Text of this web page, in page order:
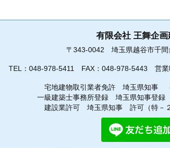
有限会社 王舞企画
〒343-0042 埼玉県越谷市千
TEL： 048-978-5411 FAX：048-978-5443 営
宅地建物取引業者免許 埼玉県知事
一級建築士事務所登録 埼玉県知事登録
建設業許可 埼玉県知事 許可（特－